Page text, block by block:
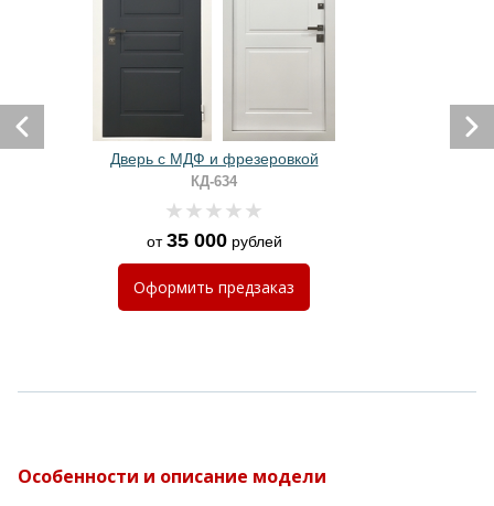
Дверь с МДФ и фрезеровкой
КД-634
от35 000рублей
Оформить предзаказ
Особенности и описание модели